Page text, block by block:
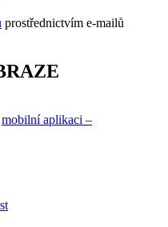
prostřednictvím e-mailů
mobilní aplikaci –